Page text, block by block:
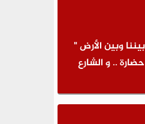
وبين الأرض "
.. و الشارع